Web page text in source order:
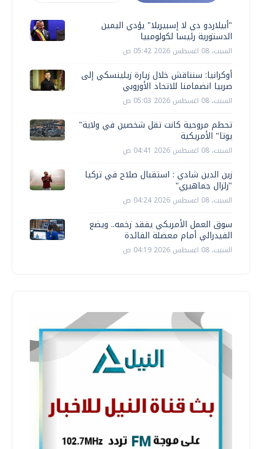
"أبيلاردو دي لا إسبيريلا" يؤدي اليمين
الدستورية رئيسا لكولومبيا
السبت، 08 اغسطس 2026 05:42 ص
أوكرانيا: سنناقش خلال زيارة زيلينسكي إلى
صربيا انضمامنا للاتحاد الأوروبي
السبت، 08 اغسطس 2026 05:03 ص
تحطم مروحية كانت تقل شخصين في ولاية"
يوتا" الأمريكية
السبت، 08 اغسطس 2026 04:41 ص
زين الدين شادي : استقبال صلاح في تركيا
"زلزال جماهيري"
السبت، 08 اغسطس 2026 04:24 ص
سوق العمل الأمريكي يفقد زخمه.. ويضع
الفيدرالي أمام معضلة الفائدة
السبت، 08 اغسطس 2026 04:19 ص